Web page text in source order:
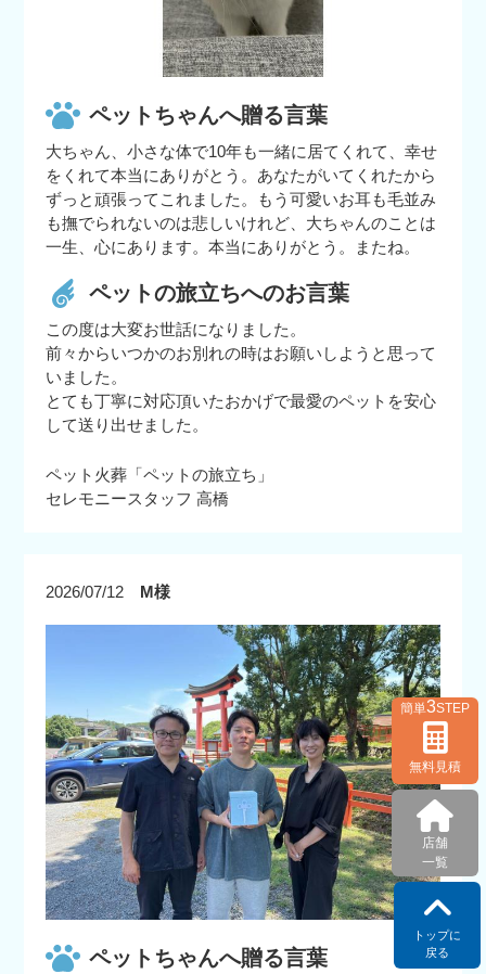
ペットちゃんへ贈る言葉
大ちゃん、小さな体で10年も一緒に居てくれて、幸せ
をくれて本当にありがとう。あなたがいてくれたから
ずっと頑張ってこれました。もう可愛いお耳も毛並み
も撫でられないのは悲しいけれど、大ちゃんのことは
一生、心にあります。本当にありがとう。またね。
ペットの旅立ちへのお言葉
この度は大変お世話になりました。
前々からいつかのお別れの時はお願いしようと思って
いました。
とても丁寧に対応頂いたおかげで最愛のペットを安心
して送り出せました。
ペット火葬「ペットの旅立ち」
セレモニースタッフ 高橋
2026/07/12 M様
ペットちゃんへ贈る言葉
簡単3STEP
無料見積
店舗
一覧
トップに
戻る